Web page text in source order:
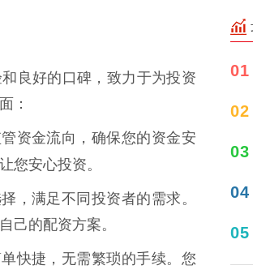
良好的口碑，致力于为投资
：
资金流向，确保您的资金安
您安心投资。
，满足不同投资者的需求。
己的配资方案。
快捷，无需繁琐的手续。您
01
02
03
04
05